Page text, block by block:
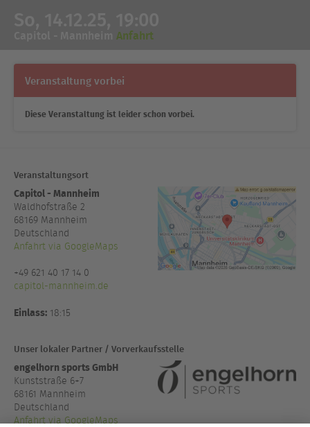
Anfahrt
Veranstaltung vorbei
Diese Veranstaltung ist leider schon vorbei.
Veranstaltungsort
Capitol - Mannheim
Waldhofstraße 2
68169 Mannheim
Deutschland
Anfahrt via GoogleMaps
+49 621 40 17 14 0
capitol-mannheim.de
Einlass: 18:15
Unser lokaler Partner / Vorverkaufsstelle
engelhorn sports GmbH
Kunststraße 6+7
68161 Mannheim
Deutschland
Anfahrt via GoogleMaps